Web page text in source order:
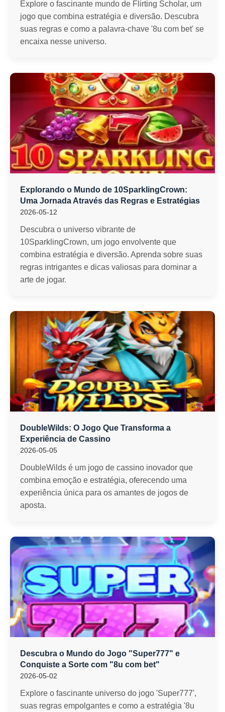
Explore o fascinante mundo de Flirting Scholar, um
jogo que combina estratégia e diversão. Descubra
suas regras e como a palavra-chave '8u com bet' se
encaixa nesse universo.
Explorando o Mundo de 10SparklingCrown:
Uma Jornada Através das Regras e Estratégias
2026-05-12
Descubra o universo vibrante de
10SparklingCrown, um jogo envolvente que
combina estratégia e diversão. Aprenda sobre suas
regras intrigantes e dicas valiosas para dominar a
arte de jogar.
DoubleWilds: O Jogo Que Transforma a
Experiência de Cassino
2026-05-05
DoubleWilds é um jogo de cassino inovador que
combina emoção e estratégia, oferecendo uma
experiência única para os amantes de jogos de
aposta.
Descubra o Mundo do Jogo "Super777" e
Conquiste a Sorte com "8u com bet"
2026-05-02
Explore o fascinante universo do jogo 'Super777',
suas regras empolgantes e como a estratégia '8u